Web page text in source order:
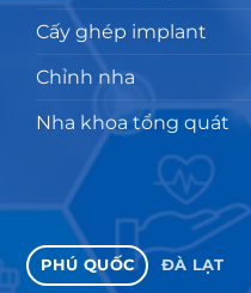
Cấy ghép implant
Chỉnh nha
Nha khoa tổng quát
PHÚ QUỐC ĐÀ LẠT